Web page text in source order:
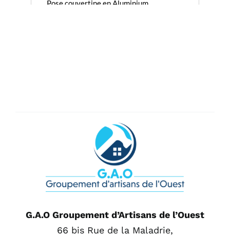
G.A.O Groupement d’Artisans de l’Ouest
66 bis Rue de la Maladrie,